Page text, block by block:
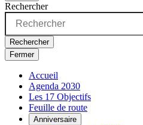
Rechercher
Rechercher
Fermer
Accueil
Agenda 2030
Les 17 Objectifs
Feuille de route
Anniversaire